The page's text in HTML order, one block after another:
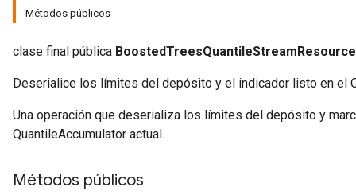
Métodos públicos
clase final pública
Deserialice los límites del depósito y el indicador listo en el
Una operación que deserializa los límites del depósito y
QuantileAccumulator actual.
Métodos públicos